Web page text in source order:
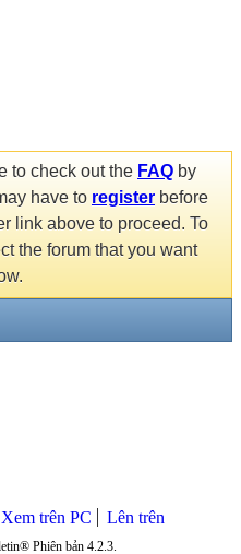
to check out the FAQ by
have to register before
link above to proceed. To
the forum that you want
Xem trên PC Lên trên
Phiên bản 4.2.3.